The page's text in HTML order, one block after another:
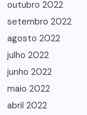
outubro 2022
setembro 2022
agosto 2022
julho 2022
junho 2022
maio 2022
abril 2022